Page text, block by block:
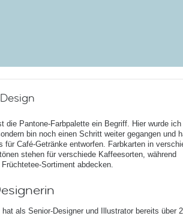
die Pantone-Farbpalette ein Begriff. Hier wurde
bin noch einen Schritt weiter gegangen und
für Café-Getränke entworfen. Farbkarten in
stehen für verschiede Kaffeesorten, während
Sortiment abdecken.
als Senior-Designer und Illustrator bereits über